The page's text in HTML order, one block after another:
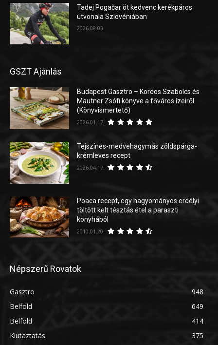
Tadej Pogačar öt kedvenc kerékpáros
útvonala Szlovéniában
2026.08.03.
GSZT Ajánlás
Budapest Gasztro – Kordos Szabolcs és
Mautner Zsófi könyve a főváros ízeiről
(Könyvismertető)
2026.01.17.
Tejszínes-medvehagymás zöldspárga-
krémleves recept
2026.04.17.
Poaca recept, egy hagyományos erdélyi
töltött kelt tésztás étel a paraszti
konyhából
2010.01.20.
Népszerű Rovatok
Gasztro
948
Belföld
649
Belföld
414
Kiutaztatás
375